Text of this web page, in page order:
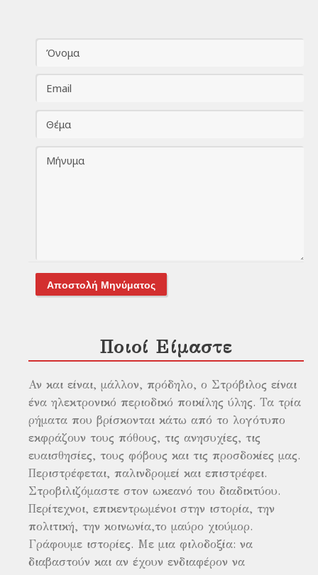
Αποστολή Μηνύματος
Ποιοί Είμαστε
Αν και είναι, μάλλον, πρόδηλο, ο Στρόβιλος είναι
ένα ηλεκτρονικό περιοδικό ποικίλης ύλης. Τα τρία
ρήματα που βρίσκονται κάτω από το λογότυπο
εκφράζουν τους πόθους, τις ανησυχίες, τις
ευαισθησίες, τους φόβους και τις προσδοκίες μας.
Περιστρέφεται, παλινδρομεί και επιστρέφει.
Στροβιλιζόμαστε στον ωκεανό του διαδικτύου.
Περίτεχνοι, επικεντρωμένοι στην ιστορία, την
πολιτική, την κοινωνία,το μαύρο χιούμορ.
Γράφουμε ιστορίες. Με μια φιλοδοξία: να
διαβαστούν και αν έχουν ενδιαφέρον να